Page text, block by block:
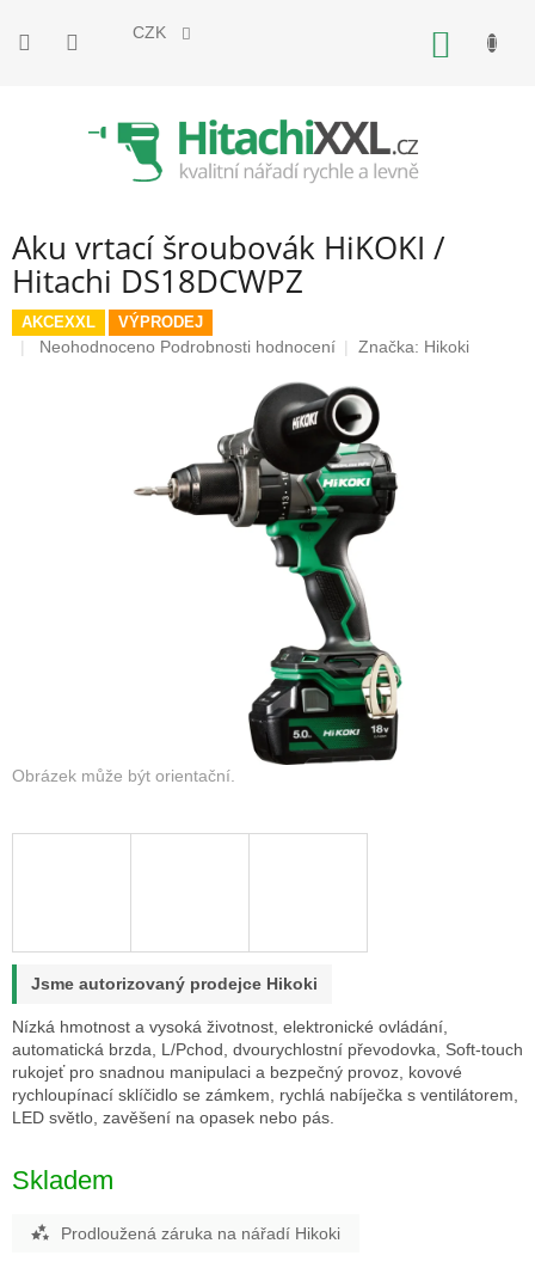
obsah
CZK
Aku vrtací šroubovák HiKOKI /
Hitachi DS18DCWPZ
AKCEXXL VÝPRODEJ
Průměrné
Neohodnoceno Podrobnosti hodnocení Značka: Hikoki
Jsme autorizovaný prodejce Hikoki
Nízká hmotnost a vysoká životnost, elektronické ovládání,
automatická brzda, L/Pchod, dvourychlostní převodovka, Soft-touch
rukojeť pro snadnou manipulaci a bezpečný provoz, kovové
rychloupínací sklíčidlo se zámkem, rychlá nabíječka s ventilátorem,
LED světlo, zavěšení na opasek nebo pás.
Skladem
Prodloužená záruka na nářadí Hikoki